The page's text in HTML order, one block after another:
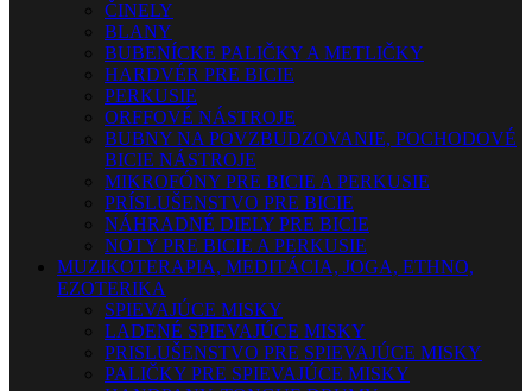
ČINELY
BLANY
BUBENÍCKE PALIČKY A METLIČKY
HARDVÉR PRE BICIE
PERKUSIE
ORFFOVÉ NÁSTROJE
BUBNY NA POVZBUDZOVANIE, POCHODOVÉ
BICIE NÁSTROJE
MIKROFÓNY PRE BICIE A PERKUSIE
PRÍSLUŠENSTVO PRE BICIE
NÁHRADNÉ DIELY PRE BICIE
NOTY PRE BICIE A PERKUSIE
MUZIKOTERAPIA, MEDITÁCIA, JOGA, ETHNO,
EZOTERIKA
SPIEVAJÚCE MISKY
LADENÉ SPIEVAJÚCE MISKY
PRISLUŠENSTVO PRE SPIEVAJÚCE MISKY
PALIČKY PRE SPIEVAJÚCE MISKY